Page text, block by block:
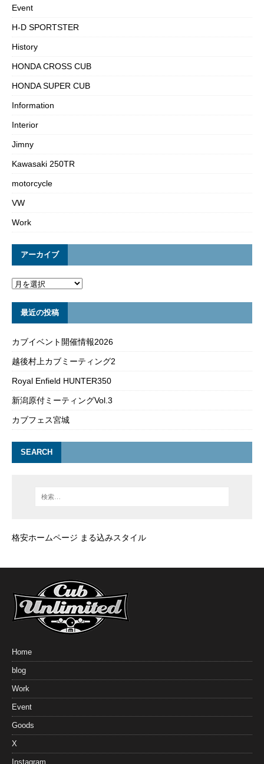
Event
H-D SPORTSTER
History
HONDA CROSS CUB
HONDA SUPER CUB
Information
Interior
Jimny
Kawasaki 250TR
motorcycle
VW
Work
アーカイブ
最近の投稿
カブイベント開催情報2026
越後村上カブミーティング2
Royal Enfield HUNTER350
新潟原付ミーティングVol.3
カブフェス宮城
SEARCH
格安ホームページ まる込みスタイル
Home
blog
Work
Event
Goods
X
Instagram